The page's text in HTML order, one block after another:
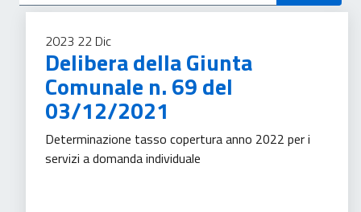
2023 22 Dic
Delibera della Giunta
Comunale n. 69 del
03/12/2021
Determinazione tasso copertura anno 2022 per i
servizi a domanda individuale